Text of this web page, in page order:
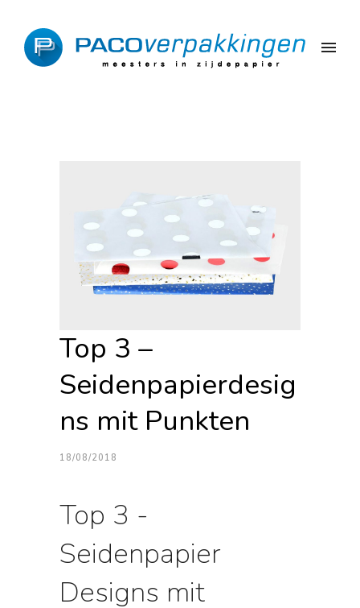
Top 3 –
Seidenpapierdesig
ns mit Punkten
18/08/2018
Top 3 -
Seidenpapier
Designs mit